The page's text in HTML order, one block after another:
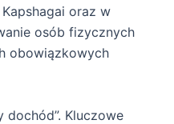
oraz w
osób fizycznych
obowiązkowych
Kluczowe